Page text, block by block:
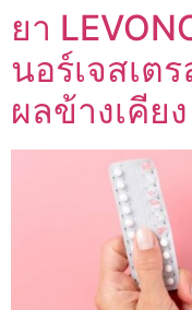
ยา
นอร์เจสเต
ผลข้างเคียง